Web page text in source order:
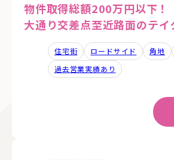
物件取得総額200万円以下！
大通り交差点至近路面のテ
住宅街 ロードサイド 角地
過去営業実績あり